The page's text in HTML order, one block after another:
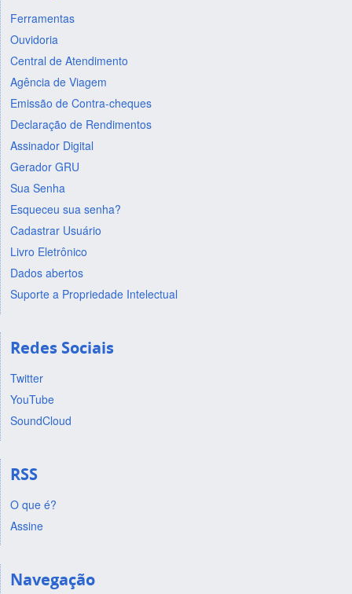
Ferramentas
Ouvidoria
Central de Atendimento
Agência de Viagem
Emissão de Contra-cheques
Declaração de Rendimentos
Assinador Digital
Gerador GRU
Sua Senha
Esqueceu sua senha?
Cadastrar Usuário
Livro Eletrônico
Dados abertos
Suporte a Propriedade Intelectual
Redes Sociais
Twitter
YouTube
SoundCloud
RSS
O que é?
Assine
Navegação